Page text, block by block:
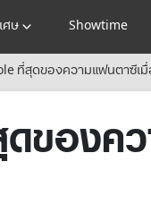
ศษ Showtime
ที่สุดของความแฟนตาซีเ
ของคว